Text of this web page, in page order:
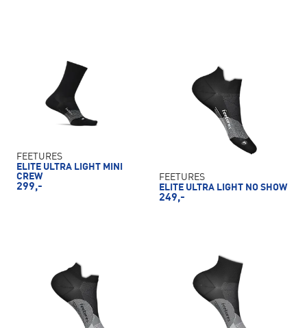
FEETURES
ELITE ULTRA LIGHT MINI
CREW
299,-
FEETURES
ELITE ULTRA LIGHT NO SHOW
249,-